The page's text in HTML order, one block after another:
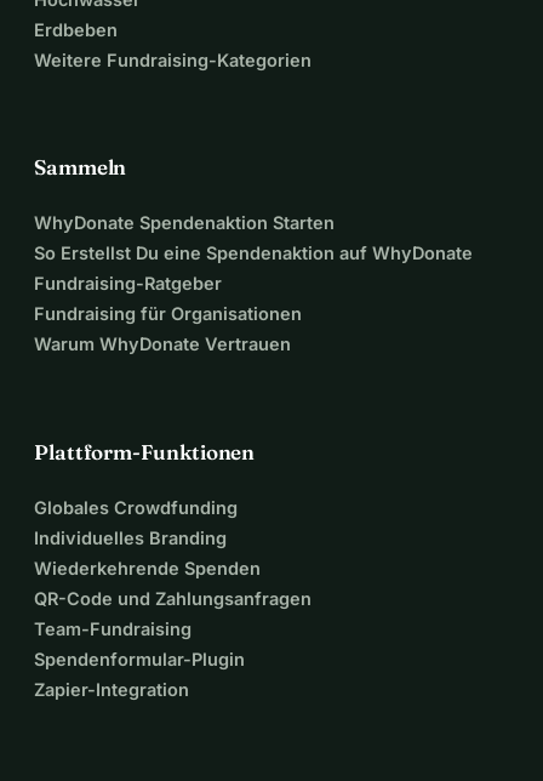
Erdbeben
Weitere Fundraising-Kategorien
Sammeln
WhyDonate Spendenaktion Starten
So Erstellst Du eine Spendenaktion auf WhyDonate
Fundraising-Ratgeber
Fundraising für Organisationen
Warum WhyDonate Vertrauen
Plattform-Funktionen
Globales Crowdfunding
Individuelles Branding
Wiederkehrende Spenden
QR-Code und Zahlungsanfragen
Team-Fundraising
Spendenformular-Plugin
Zapier-Integration